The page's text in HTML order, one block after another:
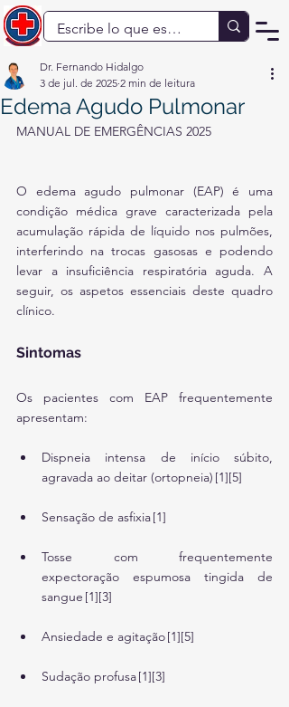
Edema Agudo Pulmonar
Dr. Fernando Hidalgo
3 de jul. de 2025 2 min de leitura
MANUAL DE EMERGÊNCIAS 2025
O edema agudo pulmonar (EAP) é uma
condição médica grave caracterizada pela
acumulação rápida de líquido nos pulmões,
interferindo na trocas gasosas e podendo
levar a insuficiência respiratória aguda. A
seguir, os aspetos essenciais deste quadro
clínico.
Sintomas
Os pacientes com EAP frequentemente
apresentam:
Dispneia intensa de início súbito,
agravada ao deitar (ortopneia) [1][5]
Sensação de asfixia [1]
Tosse com frequentemente
expectoração espumosa tingida de
sangue [1][3]
Ansiedade e agitação [1][5]
Sudação profusa [1][3]